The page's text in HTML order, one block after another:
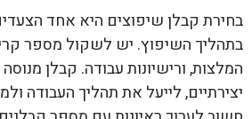
בחירת קבלן שיפוצים היא אחד
בתהליך השיפוץ. יש לשקול מספר
המלצות, ורישיונות עבודה. קבלן מנוסה
יצירתיים, לייעל את תהליך העבודה